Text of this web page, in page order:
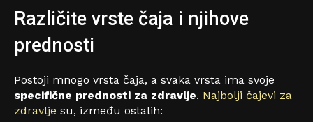
Različite vrste čaja i njihove
prednosti
Postoji mnogo vrsta čaja, a svaka vrsta ima svoje
specifične prednosti za zdravlje. Najbolji čajevi za
zdravlje su, između ostalih: